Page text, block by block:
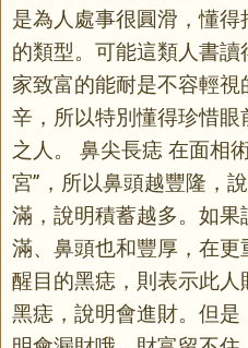
是為人處事很圓滑，懂
的類型。可能這類人書
家致富的能耐是不容輕
辛，所以特別懂得珍惜
之人。 鼻尖長痣 在面相
宮”，所以鼻頭越豐隆，
滿，說明積蓄越多。如
滿、鼻頭也和豐厚，在
醒目的黑痣，則表示此
黑痣，說明會進財。但